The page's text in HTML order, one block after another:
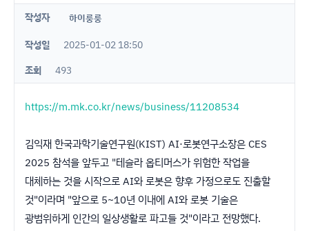
작성자 하이룽룽
작성일
2025-01-02 18:50
조회
493
https://m.mk.co.kr/news/business/11208534
김익재 한국과학기술연구원(KIST) AI·로봇연구소장은 CES
2025 참석을 앞두고 "테슬라 옵티머스가 위험한 작업을
대체하는 것을 시작으로 AI와 로봇은 향후 가정으로도 진출할
것"이라며 "앞으로 5~10년 이내에 AI와 로봇 기술은
광범위하게 인간의 일상생활로 파고들 것"이라고 전망했다.